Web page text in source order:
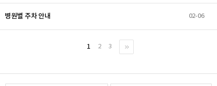
병원별 주차 안내 02-06
1 2 3